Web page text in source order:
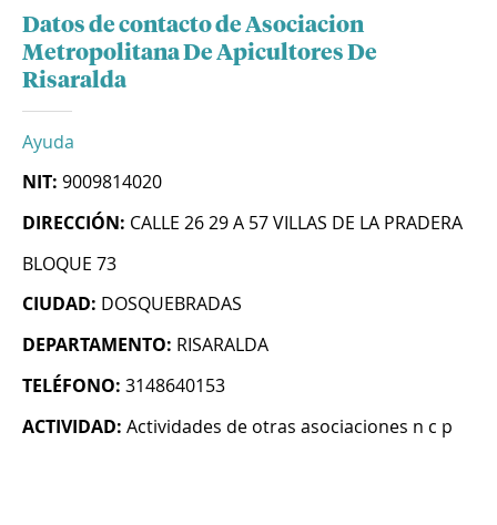
Datos de contacto de Asociacion
Metropolitana De Apicultores De
Risaralda
Ayuda
NIT: 9009814020
DIRECCIÓN: CALLE 26 29 A 57 VILLAS DE LA PRADERA
BLOQUE 73
CIUDAD: DOSQUEBRADAS
DEPARTAMENTO: RISARALDA
TELÉFONO: 3148640153
ACTIVIDAD: Actividades de otras asociaciones n c p